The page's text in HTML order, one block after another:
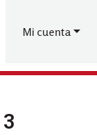
de
de
Mi cuenta